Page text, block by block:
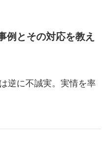
例とその対応を教え
逆に不誠実。実情を率